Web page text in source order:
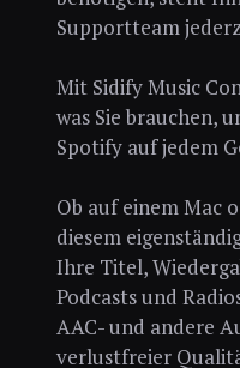
Supportteam
Mit Sidify Music
was Sie brauchen,
Spotify auf jedem
Ob auf einem Mac
diesem
Ihre Titel,
Podcasts und
AAC- und andere
verlustfreier